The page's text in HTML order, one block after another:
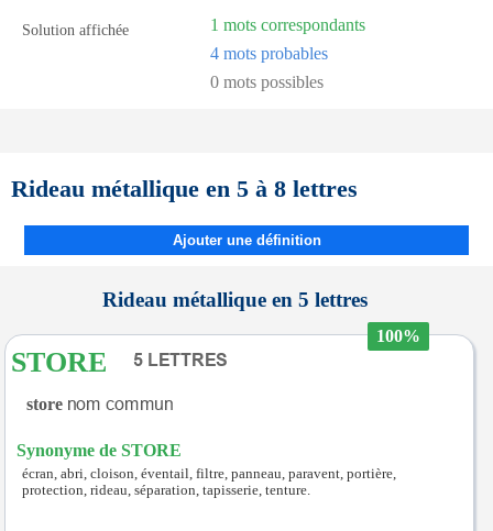
Solution affichée
1 mots correspondants
4 mots probables
0 mots possibles
Rideau métallique en 5 à 8 lettres
Ajouter une définition
Rideau métallique en 5 lettres
100%
STORE
store
Synonyme de STORE
écran, abri, cloison, éventail, filtre, panneau, paravent, portière,
protection, rideau, séparation, tapisserie, tenture.